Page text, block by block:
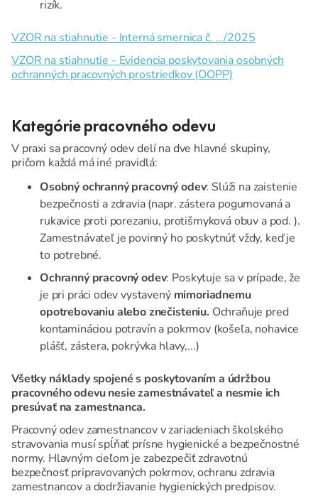
rizík.
VZOR na stiahnutie - Interná smernica č. …/2025
VZOR na stiahnutie - Evidencia poskytovania osobných
ochranných pracovných prostriedkov (OOPP)
Kategórie pracovného odevu
V praxi sa pracovný odev delí na dve hlavné skupiny,
pričom každá má iné pravidlá:
Osobný ochranný pracovný odev: Slúži na zaistenie
bezpečnosti a zdravia (napr. zástera pogumovaná a
rukavice proti porezaniu, protišmyková obuv a pod. ).
Zamestnávateľ je povinný ho poskytnúť vždy, keď je
to potrebné.
Ochranný pracovný odev: Poskytuje sa v prípade, že
je pri práci odev vystavený mimoriadnemu
opotrebovaniu alebo znečisteniu. Ochraňuje pred
kontamináciou potravín a pokrmov (košeľa, nohavice
plášť, zástera, pokrývka hlavy,...)
Všetky náklady spojené s poskytovaním a údržbou
pracovného odevu nesie zamestnávateľ a nesmie ich
presúvať na zamestnanca.
Pracovný odev zamestnancov v zariadeniach školského
stravovania musí spĺňať prísne hygienické a bezpečnostné
normy. Hlavným cieľom je zabezpečiť zdravotnú
bezpečnosť pripravovaných pokrmov, ochranu zdravia
zamestnancov a dodržiavanie hygienických predpisov.